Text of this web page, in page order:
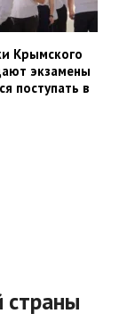
Крымского
экзамены
поступать в
страны